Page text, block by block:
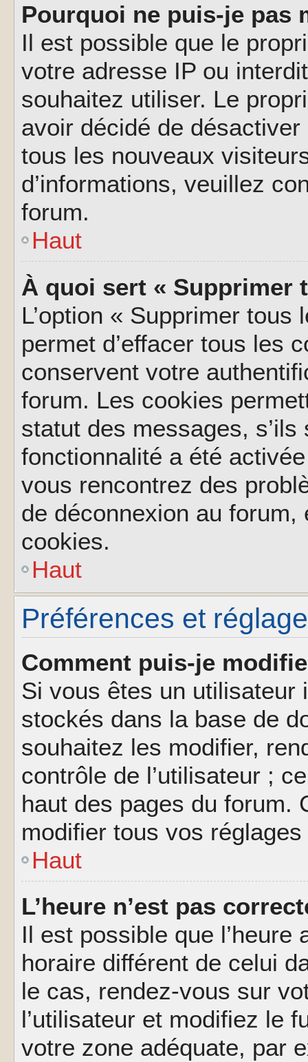
Pourquoi ne puis-je pas
Il est possible que le
votre adresse IP ou
souhaitez utiliser. Le
avoir décidé de
tous les nouveaux
d’informations, veuillez
forum.
Haut
À quoi sert « Supprimer
L’option « Supprimer
permet d’effacer tous les
conservent votre
forum. Les cookies
statut des messages,
fonctionnalité a été
vous rencontrez des
de déconnexion au
cookies.
Haut
Préférences et
Comment puis-je
Si vous êtes un
stockés dans la base de
souhaitez les modifier,
contrôle de l’utilisateur ;
haut des pages du forum.
modifier tous vos
Haut
L’heure n’est pas
Il est possible que
horaire différent de celui
le cas, rendez-vous sur
l’utilisateur et modifiez le
votre zone adéquate, par